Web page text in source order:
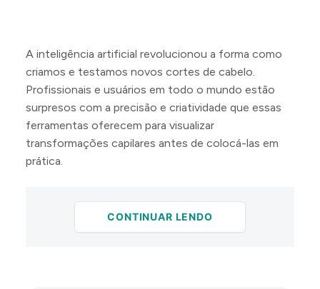
A inteligência artificial revolucionou a forma como
criamos e testamos novos cortes de cabelo.
Profissionais e usuários em todo o mundo estão
surpresos com a precisão e criatividade que essas
ferramentas oferecem para visualizar
transformações capilares antes de colocá-las em
prática.
CONTINUAR LENDO